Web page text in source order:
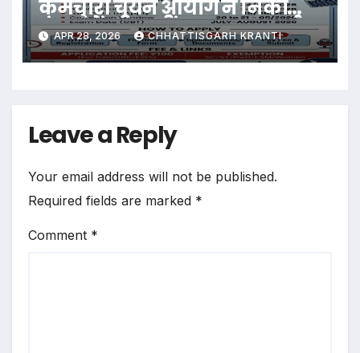
कर्मचारी चयन आयोग ने निकाली
बंपर वैकेंसी, 12वीं पास युवा 15 मई
तक करें आवेदन
APR 28, 2026 CHHATTISGARH KRANTI
Leave a Reply
Your email address will not be published.
Required fields are marked *
Comment *